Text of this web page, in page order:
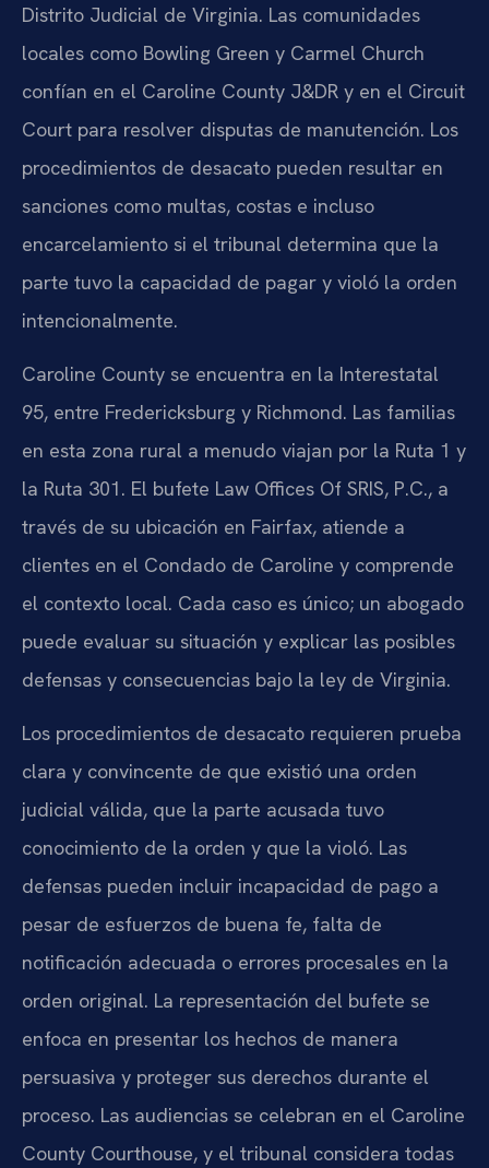
Distrito Judicial de Virginia. Las comunidades
locales como Bowling Green y Carmel Church
confían en el Caroline County J&DR y en el Circuit
Court para resolver disputas de manutención. Los
procedimientos de desacato pueden resultar en
sanciones como multas, costas e incluso
encarcelamiento si el tribunal determina que la
parte tuvo la capacidad de pagar y violó la orden
intencionalmente.
Caroline County se encuentra en la Interestatal
95, entre Fredericksburg y Richmond. Las familias
en esta zona rural a menudo viajan por la Ruta 1 y
la Ruta 301. El bufete Law Offices Of SRIS, P.C., a
través de su ubicación en Fairfax, atiende a
clientes en el Condado de Caroline y comprende
el contexto local. Cada caso es único; un abogado
puede evaluar su situación y explicar las posibles
defensas y consecuencias bajo la ley de Virginia.
Los procedimientos de desacato requieren prueba
clara y convincente de que existió una orden
judicial válida, que la parte acusada tuvo
conocimiento de la orden y que la violó. Las
defensas pueden incluir incapacidad de pago a
pesar de esfuerzos de buena fe, falta de
notificación adecuada o errores procesales en la
orden original. La representación del bufete se
enfoca en presentar los hechos de manera
persuasiva y proteger sus derechos durante el
proceso. Las audiencias se celebran en el Caroline
County Courthouse, y el tribunal considera todas